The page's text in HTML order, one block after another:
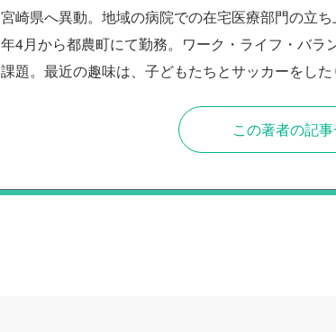
宮崎県へ異動。地域の病院での在宅医療部門の立
年4月から都農町にて勤務。ワーク・ライフ・バラ
課題。最近の趣味は、子どもたちとサッカーをした
この著者の記